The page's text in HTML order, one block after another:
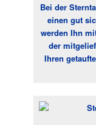
Bei der
einen gut
werden Ihn
der
Ihren